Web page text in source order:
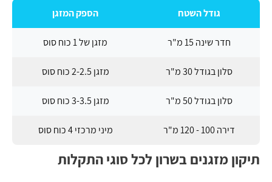
גודל השטח הספק המזגן
חדר שינה 15 מ"ר מזגן של 1 כוח סוס
סלון בגודל 30 מ"ר מזגן 2-2.5 כוח סוס
סלון בגודל 50 מ"ר מזגן 3-3.5 כוח סוס
דירה 100 - 120 מ"ר מיני מרכזי 4 כוח סוס
תיקון מזגנים בשרון לכל סוגי התקלות